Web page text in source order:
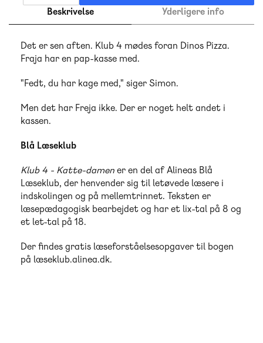
Beskrivelse Yderligere info
Det er sen aften. Klub 4 mødes foran Dinos Pizza.
Fraja har en pap-kasse med.
"Fedt, du har kage med," siger Simon.
Men det har Freja ikke. Der er noget helt andet i
kassen.
Blå Læseklub
Klub 4 - Katte-damener en del af Alineas Blå
Læseklub, der henvender sig til letøvede læsere i
indskolingen og på mellemtrinnet. Teksten er
læsepædagogisk bearbejdet og har et lix-tal på 8 og
et let-tal på 18.
Der findes gratis læseforståelsesopgaver til bogen
på læseklub.alinea.dk.